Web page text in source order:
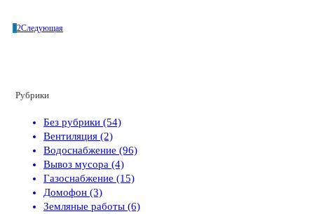
12Следующая
Рубрики
Без рубрики (54)
Вентиляция (2)
Водоснабжение (96)
Вывоз мусора (4)
Газоснабжение (15)
Домофон (3)
Земляные работы (6)